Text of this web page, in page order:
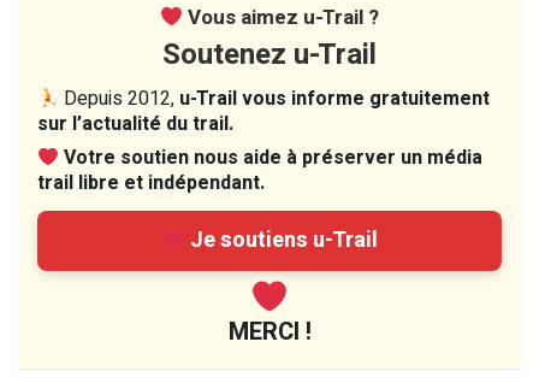
Vous aimez u-Trail ?
Soutenez u-Trail
Depuis 2012, u-Trail vous informe gratuitement
sur l’actualité du trail.
Votre soutien nous aide à préserver un média
trail libre et indépendant.
Je soutiens u-Trail
MERCI !